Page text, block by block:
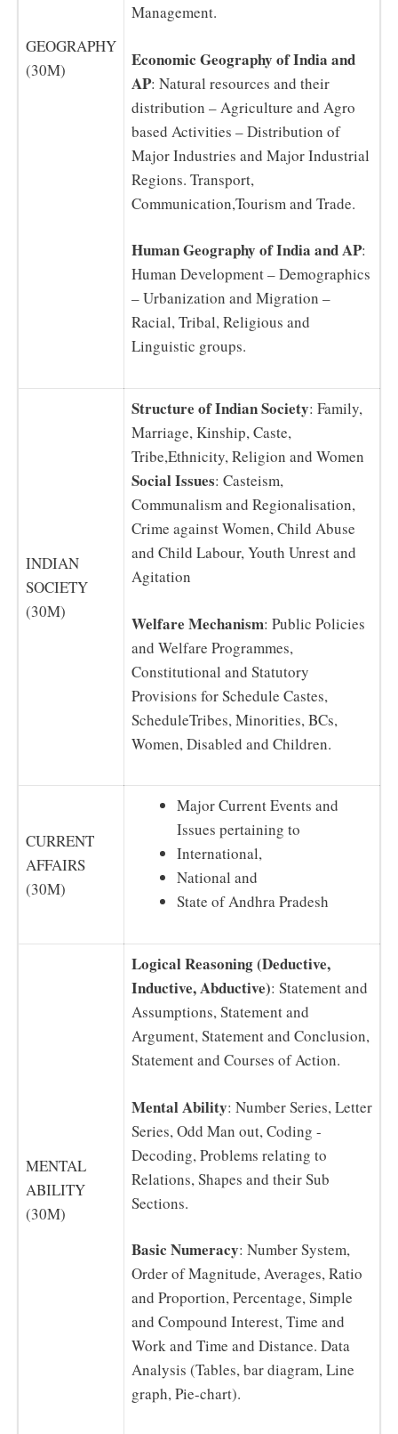
GEOGRAPHY
(30M)
Management.
Economic Geography of India and
AP: Natural resources and their
distribution – Agriculture and Agro
based Activities – Distribution of
Major Industries and Major Industrial
Regions. Transport,
Communication,Tourism and Trade.
Human Geography of India and AP:
Human Development – Demographics
– Urbanization and Migration –
Racial, Tribal, Religious and
Linguistic groups.
INDIAN
SOCIETY
(30M)
Structure of Indian Society: Family,
Marriage, Kinship, Caste,
Tribe,Ethnicity, Religion and Women
Social Issues: Casteism,
Communalism and Regionalisation,
Crime against Women, Child Abuse
and Child Labour, Youth Unrest and
Agitation
Welfare Mechanism: Public Policies
and Welfare Programmes,
Constitutional and Statutory
Provisions for Schedule Castes,
ScheduleTribes, Minorities, BCs,
Women, Disabled and Children.
CURRENT
AFFAIRS
(30M)
Major Current Events and
Issues pertaining to
International,
National and
State of Andhra Pradesh
MENTAL
ABILITY
(30M)
Logical Reasoning (Deductive,
Inductive, Abductive): Statement and
Assumptions, Statement and
Argument, Statement and Conclusion,
Statement and Courses of Action.
Mental Ability: Number Series, Letter
Series, Odd Man out, Coding -
Decoding, Problems relating to
Relations, Shapes and their Sub
Sections.
Basic Numeracy: Number System,
Order of Magnitude, Averages, Ratio
and Proportion, Percentage, Simple
and Compound Interest, Time and
Work and Time and Distance. Data
Analysis (Tables, bar diagram, Line
graph, Pie-chart).